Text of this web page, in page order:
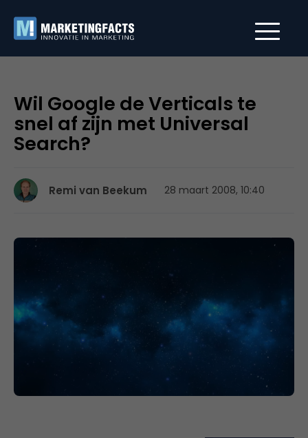
Wil Google de Verticals te
snel af zijn met Universal
Search?
Remi van Beekum 28 maart 2008, 10:40